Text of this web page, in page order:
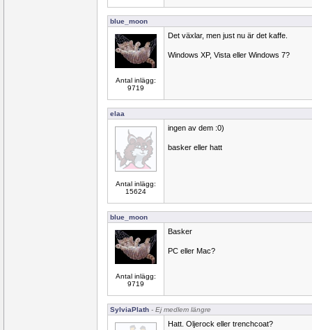
blue_moon
Antal inlägg:
9719
Det växlar, men just nu är det kaffe.
Windows XP, Vista eller Windows 7?
elaa
Antal inlägg:
15624
ingen av dem :0)
basker eller hatt
blue_moon
Antal inlägg:
9719
Basker
PC eller Mac?
SylviaPlath - Ej medlem längre
Hatt. Oljerock eller trenchcoat?